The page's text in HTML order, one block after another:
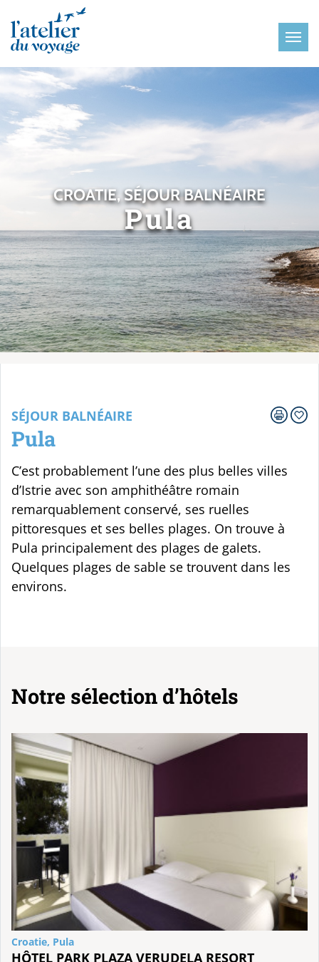
CROATIE, SÉJOUR BALNÉAIRE
Pula
SÉJOUR BALNÉAIRE
Pula
C’est probablement l’une des plus belles villes
d’Istrie avec son amphithéâtre romain
remarquablement conservé, ses ruelles
pittoresques et ses belles plages. On trouve à
Pula principalement des plages de galets.
Quelques plages de sable se trouvent dans les
environs.
Notre sélection d’hôtels
Croatie, Pula
HÔTEL PARK PLAZA VERUDELA RESORT
Panneau de gestion des cookies